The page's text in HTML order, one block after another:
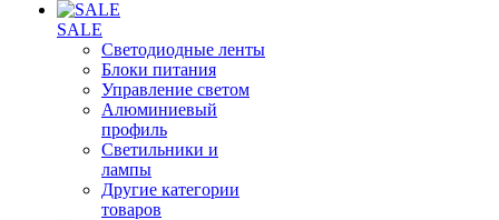
SALE
Светодиодные ленты
Блоки питания
Управление светом
Алюминиевый
профиль
Светильники и
лампы
Другие категории
товаров